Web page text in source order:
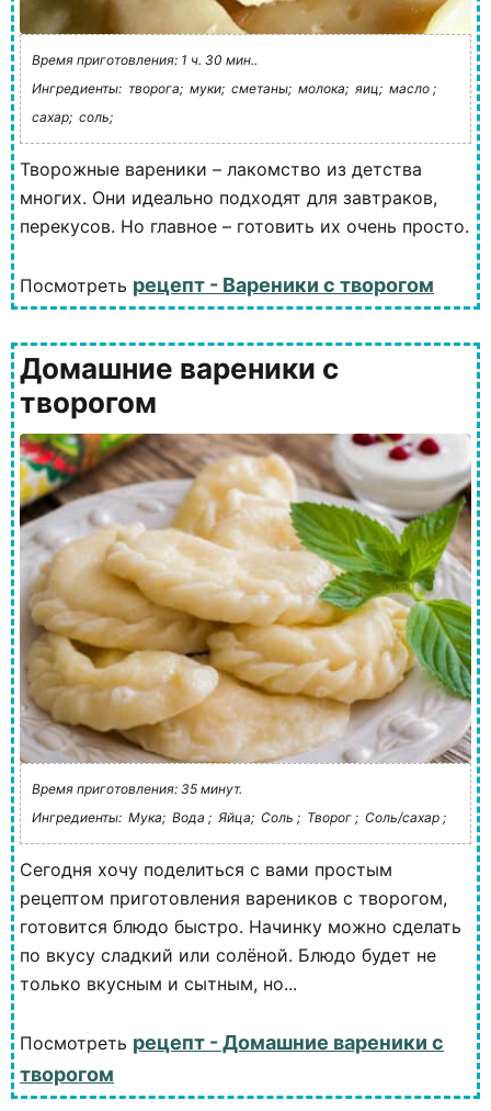
Время приготовления: 1 ч. 30 мин..
Ингредиенты: творога; муки; сметаны; молока; яиц; масло ;
сахар; соль;
Творожные вареники – лакомство из детства
многих. Они идеально подходят для завтраков,
перекусов. Но главное – готовить их очень просто.
Посмотреть рецепт - Вареники с творогом
Домашние вареники с
творогом
Время приготовления: 35 минут.
Ингредиенты: Мука; Вода ; Яйца; Соль ; Творог ; Соль/сахар ;
Сегодня хочу поделиться с вами простым
рецептом приготовления вареников с творогом,
готовится блюдо быстро. Начинку можно сделать
по вкусу сладкий или солёной. Блюдо будет не
только вкусным и сытным, но...
Посмотреть рецепт - Домашние вареники с
творогом